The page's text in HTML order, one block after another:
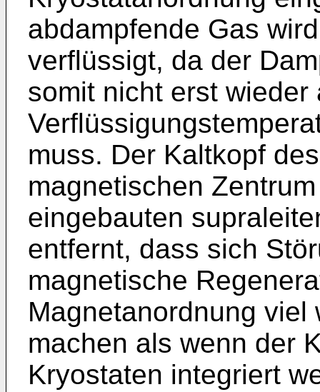
abdampfende Gas
verflüssigt, da der
somit nicht erst wieder
muss. Der Kaltkopf
magnetischen
eingebauten
entfernt, dass sich
magnetische
Magnetanordnung
machen als wenn der
Kryostaten integriert